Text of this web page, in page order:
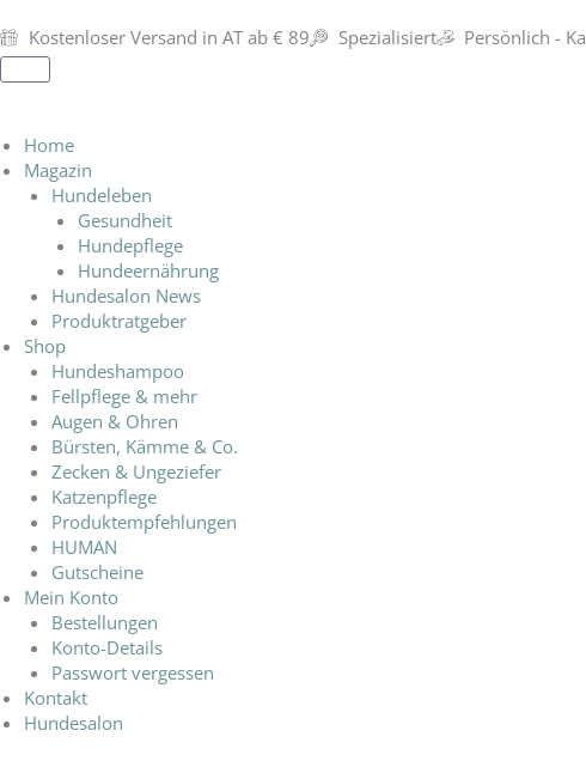
Inhalt
springen
Kostenloser Versand in AT ab € 89 Spezialisiert Persönlich -
Warenkorb
Home
Magazin
Hundeleben
Gesundheit
Hundepflege
Hundeernährung
Hundesalon News
Produktratgeber
Shop
Hundeshampoo
Fellpflege & mehr
Augen & Ohren
Bürsten, Kämme & Co.
Zecken & Ungeziefer
Katzenpflege
Produktempfehlungen
HUMAN
Gutscheine
Mein Konto
Bestellungen
Konto-Details
Passwort vergessen
Kontakt
Hundesalon